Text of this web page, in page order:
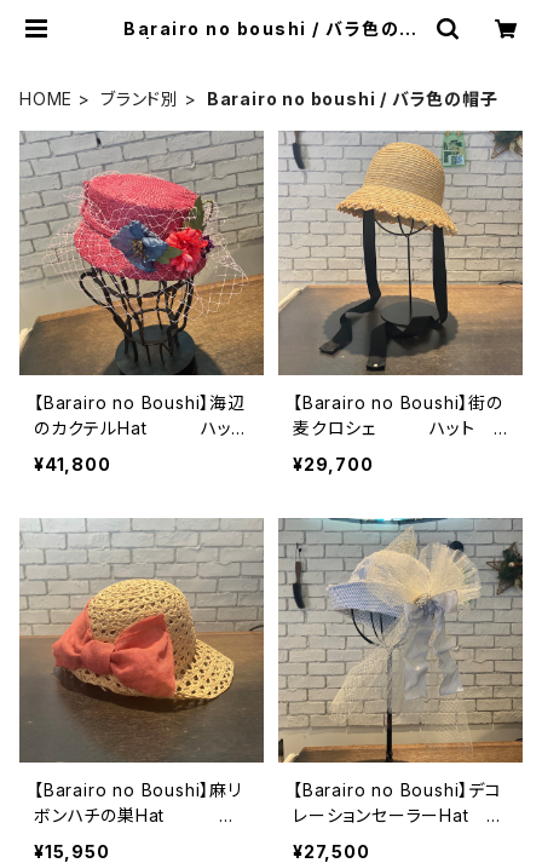
Barairo no boushi / バラ色の帽
HOME
ブランド別 Barairo no boushi / バラ色の帽子
【Barairo no Boushi】海辺
のカクテルHat ハッ
ト L008411
¥41,800
【Barairo no Boushi】街の
麦クロシェ ハット
L008463
¥29,700
【Barairo no Boushi】麻リ
ボンハチの巣Hat ハ
¥15,950
【Barairo no Boushi】デコ
レーションセーラーHat
¥27,500